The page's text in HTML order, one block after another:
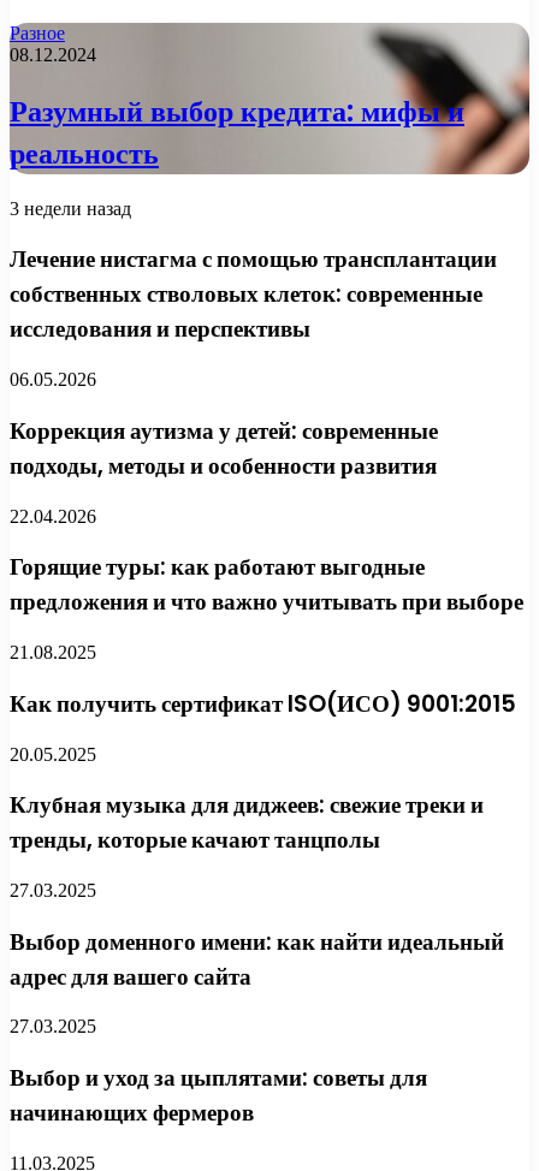
Разное
08.12.2024
Разумный выбор кредита: мифы и
реальность
3 недели назад
Лечение нистагма с помощью трансплантации
собственных стволовых клеток: современные
исследования и перспективы
06.05.2026
Коррекция аутизма у детей: современные
подходы, методы и особенности развития
22.04.2026
Горящие туры: как работают выгодные
предложения и что важно учитывать при выборе
21.08.2025
Как получить сертификат ISO(ИСО) 9001:2015
20.05.2025
Клубная музыка для диджеев: свежие треки и
тренды, которые качают танцполы
27.03.2025
Выбор доменного имени: как найти идеальный
адрес для вашего сайта
27.03.2025
Выбор и уход за цыплятами: советы для
начинающих фермеров
11.03.2025